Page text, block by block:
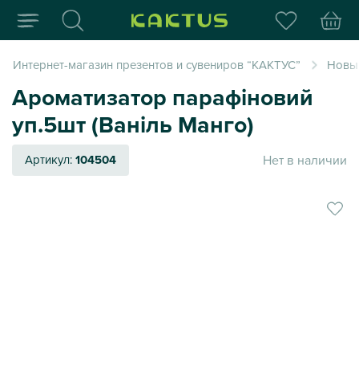
Интернет-магазин
Интернет-магазин презентов и сувениров “КАКТУС”
Ароматизатор парафіновий
уп.5шт (Ваніль Манго)
Артикул:104504 Нет в наличии